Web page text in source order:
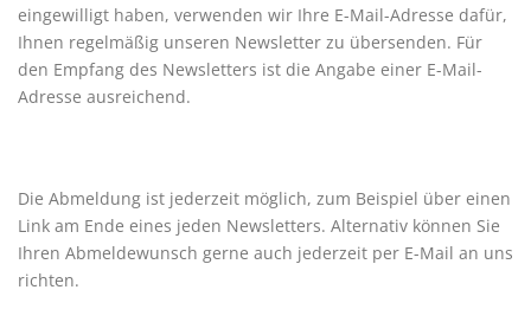
eingewilligt haben, verwenden wir Ihre E-Mail-Adresse dafür,
Ihnen regelmäßig unseren Newsletter zu übersenden. Für
den Empfang des Newsletters ist die Angabe einer E-Mail-
Adresse ausreichend.
Die Abmeldung ist jederzeit möglich, zum Beispiel über einen
Link am Ende eines jeden Newsletters. Alternativ können Sie
Ihren Abmeldewunsch gerne auch jederzeit per E-Mail an uns
richten.